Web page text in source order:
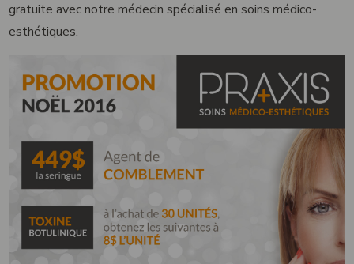
gratuite avec notre médecin spécialisé en soins médico-
esthétiques.
English